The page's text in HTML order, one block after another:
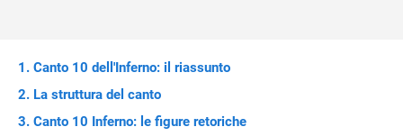
Canto 10 dell'Inferno: il riassunto
La struttura del canto
Canto 10 Inferno: le figure retoriche